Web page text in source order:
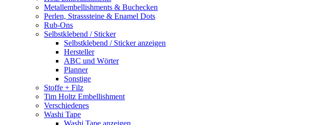
Metallembellishments & Buchecken
Perlen, Strasssteine & Enamel Dots
Rub-Ons
Selbstklebend / Sticker
Selbstklebend / Sticker anzeigen
Hersteller
ABC und Wörter
Planner
Sonstige
Stoffe + Filz
Tim Holtz Embellishment
Verschiedenes
Washi Tape
Washi Tape anzeigen